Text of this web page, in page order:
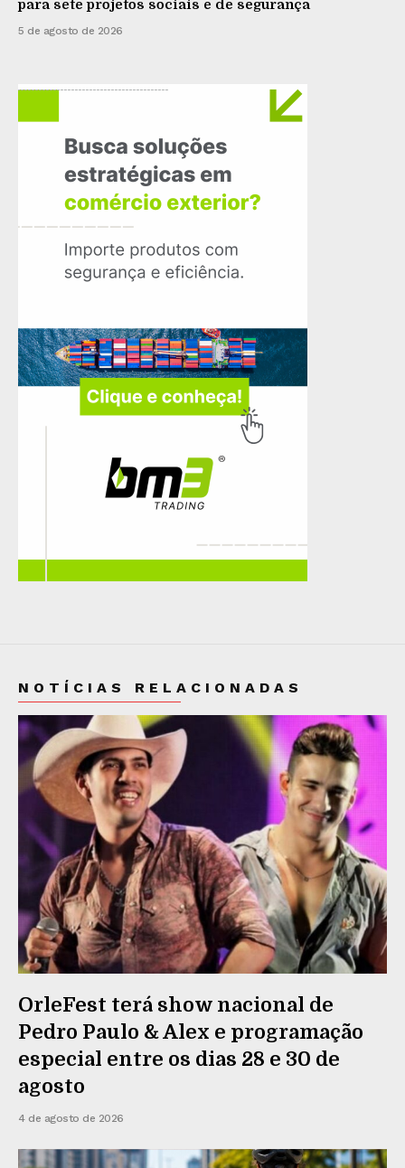
para sete projetos sociais e de segurança
5 de agosto de 2026
NOTÍCIAS RELACIONADAS
OrleFest terá show nacional de
Pedro Paulo & Alex e programação
especial entre os dias 28 e 30 de
agosto
4 de agosto de 2026